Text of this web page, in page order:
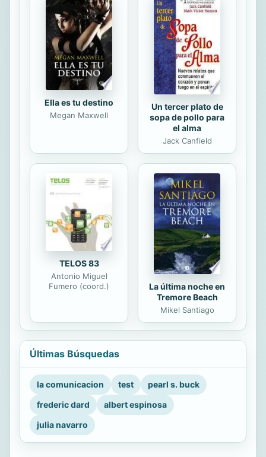
instrumento adecuado y útil que les
permita desarrollar en equipo dicho
proyecto y consta de los siguientes
capítulos: El primer capítulo está
dedicado a la aclaración...
Ella es tu destino
Megan Maxwell
Un tercer plato de
sopa de pollo para
el alma
Jack Canfield
TELOS 83
Antonio Miguel
Fumero (coord.)
La última noche en
Tremore Beach
Mikel Santiago
Últimas Búsquedas
la comunicacion test
pearl s. buck
frederic dard
albert espinosa
julia navarro